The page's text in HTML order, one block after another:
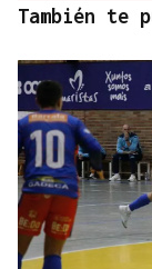
También te